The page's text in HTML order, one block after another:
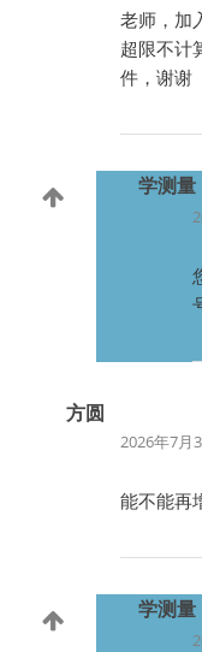
老师，加
超限不计
件，谢谢
学测量
方圆
2026年7月
能不能再
学测量